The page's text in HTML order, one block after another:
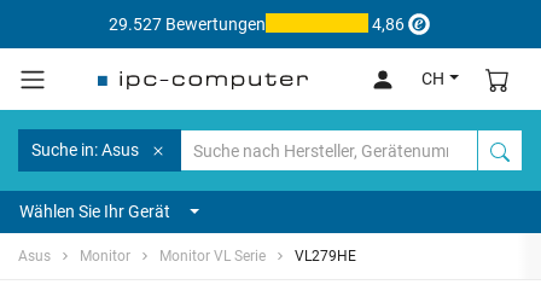
29.527 Bewertungen 4,86
CH
Suche in: Asus
Wählen Sie Ihr Gerät
Asus Monitor Monitor VL Serie VL279HE